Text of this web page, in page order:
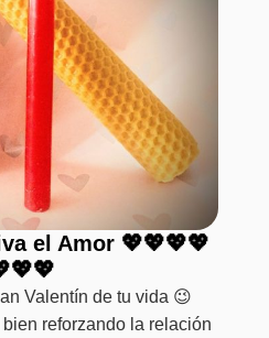
el Amor 💖💖💖💖
Valentín de tu vida 😉
reforzando la relación